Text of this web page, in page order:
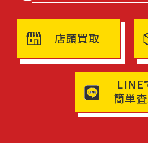
店頭買取
LINE
簡単